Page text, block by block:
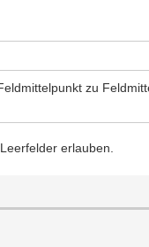
zu
erlauben.